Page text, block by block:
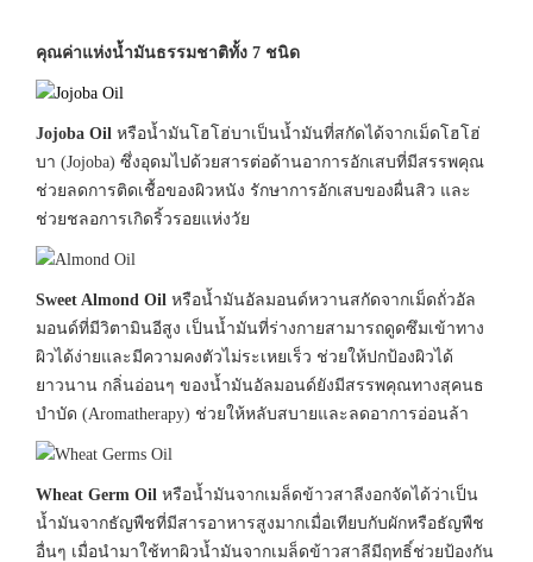
คุณค่าแห่งน้ำมันธรรมชาติทั้ง 7 ชนิด
Jojoba Oil หรือน้ำมันโฮโฮ่บาเป็นน้ำมันที่สกัดได้จากเม็ดโฮโฮ่
บา (Jojoba) ซึ่งอุดมไปด้วยสารต่อด้านอาการอักเสบที่มีสรรพคุณ
ช่วยลดการติดเชื้อของผิวหนัง รักษาการอักเสบของผื่นสิว และ
ช่วยชลอการเกิดริ้วรอยแห่งวัย
Sweet Almond Oil หรือน้ำมันอัลมอนด์หวานสกัดจากเม็ดถั่วอัล
มอนด์ที่มีวิตามินอีสูง เป็นน้ำมันที่ร่างกายสามารถดูดซึมเข้าทาง
ผิวได้ง่ายและมีความคงตัวไม่ระเหยเร็ว ช่วยให้ปกป้องผิวได้
ยาวนาน กลิ่นอ่อนๆ ของน้ำมันอัลมอนด์ยังมีสรรพคุณทางสุคนธ
บำบัด (Aromatherapy) ช่วยให้หลับสบายและลดอาการอ่อนล้า
Wheat Germ Oil หรือน้ำมันจากเมล็ดข้าวสาลีงอกจัดได้ว่าเป็น
น้ำมันจากธัญพืชที่มีสารอาหารสูงมากเมื่อเทียบกับผักหรือธัญพืช
อื่นๆ เมื่อนำมาใช้ทาผิวน้ำมันจากเมล็ดข้าวสาลีมีฤทธิ์ช่วยป้องกัน